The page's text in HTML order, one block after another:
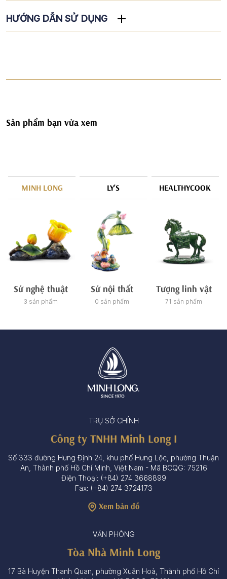
HƯỚNG DẪN SỬ DỤNG
Sản phẩm bạn vừa xem
MINH LONG LY'S HEALTHYCOOK
Sứ nghệ thuật
3 sản phẩm
Sứ nội thất
0 sản phẩm
Tượng linh vật
71 sản phẩm
TRỤ SỞ CHÍNH
Công ty TNHH Minh Long I
Số 333 đường Hưng Định 24, khu phố Hưng Lộc, phường Thuận
An, Thành phố Hồ Chí Minh, Việt Nam - Mã BCQG: 75216
Điện Thoại: (+84) 274 3668899
Fax: (+84) 274 3724173
Xem bản đồ
VĂN PHÒNG
Tòa Nhà Minh Long
17 Bà Huyện Thanh Quan, phường Xuân Hoà, Thành phố Hồ Chí